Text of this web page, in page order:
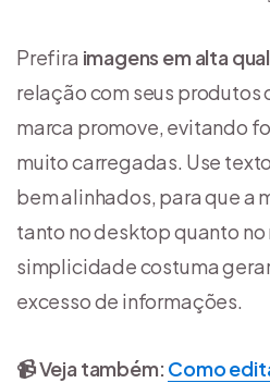
Prefira imagens em alta
relação com seus produtos
marca promove, evitando
muito carregadas. Use
bem alinhados, para que a
tanto no desktop quanto
simplicidade costuma
excesso de informações.
📹 Veja também: Como